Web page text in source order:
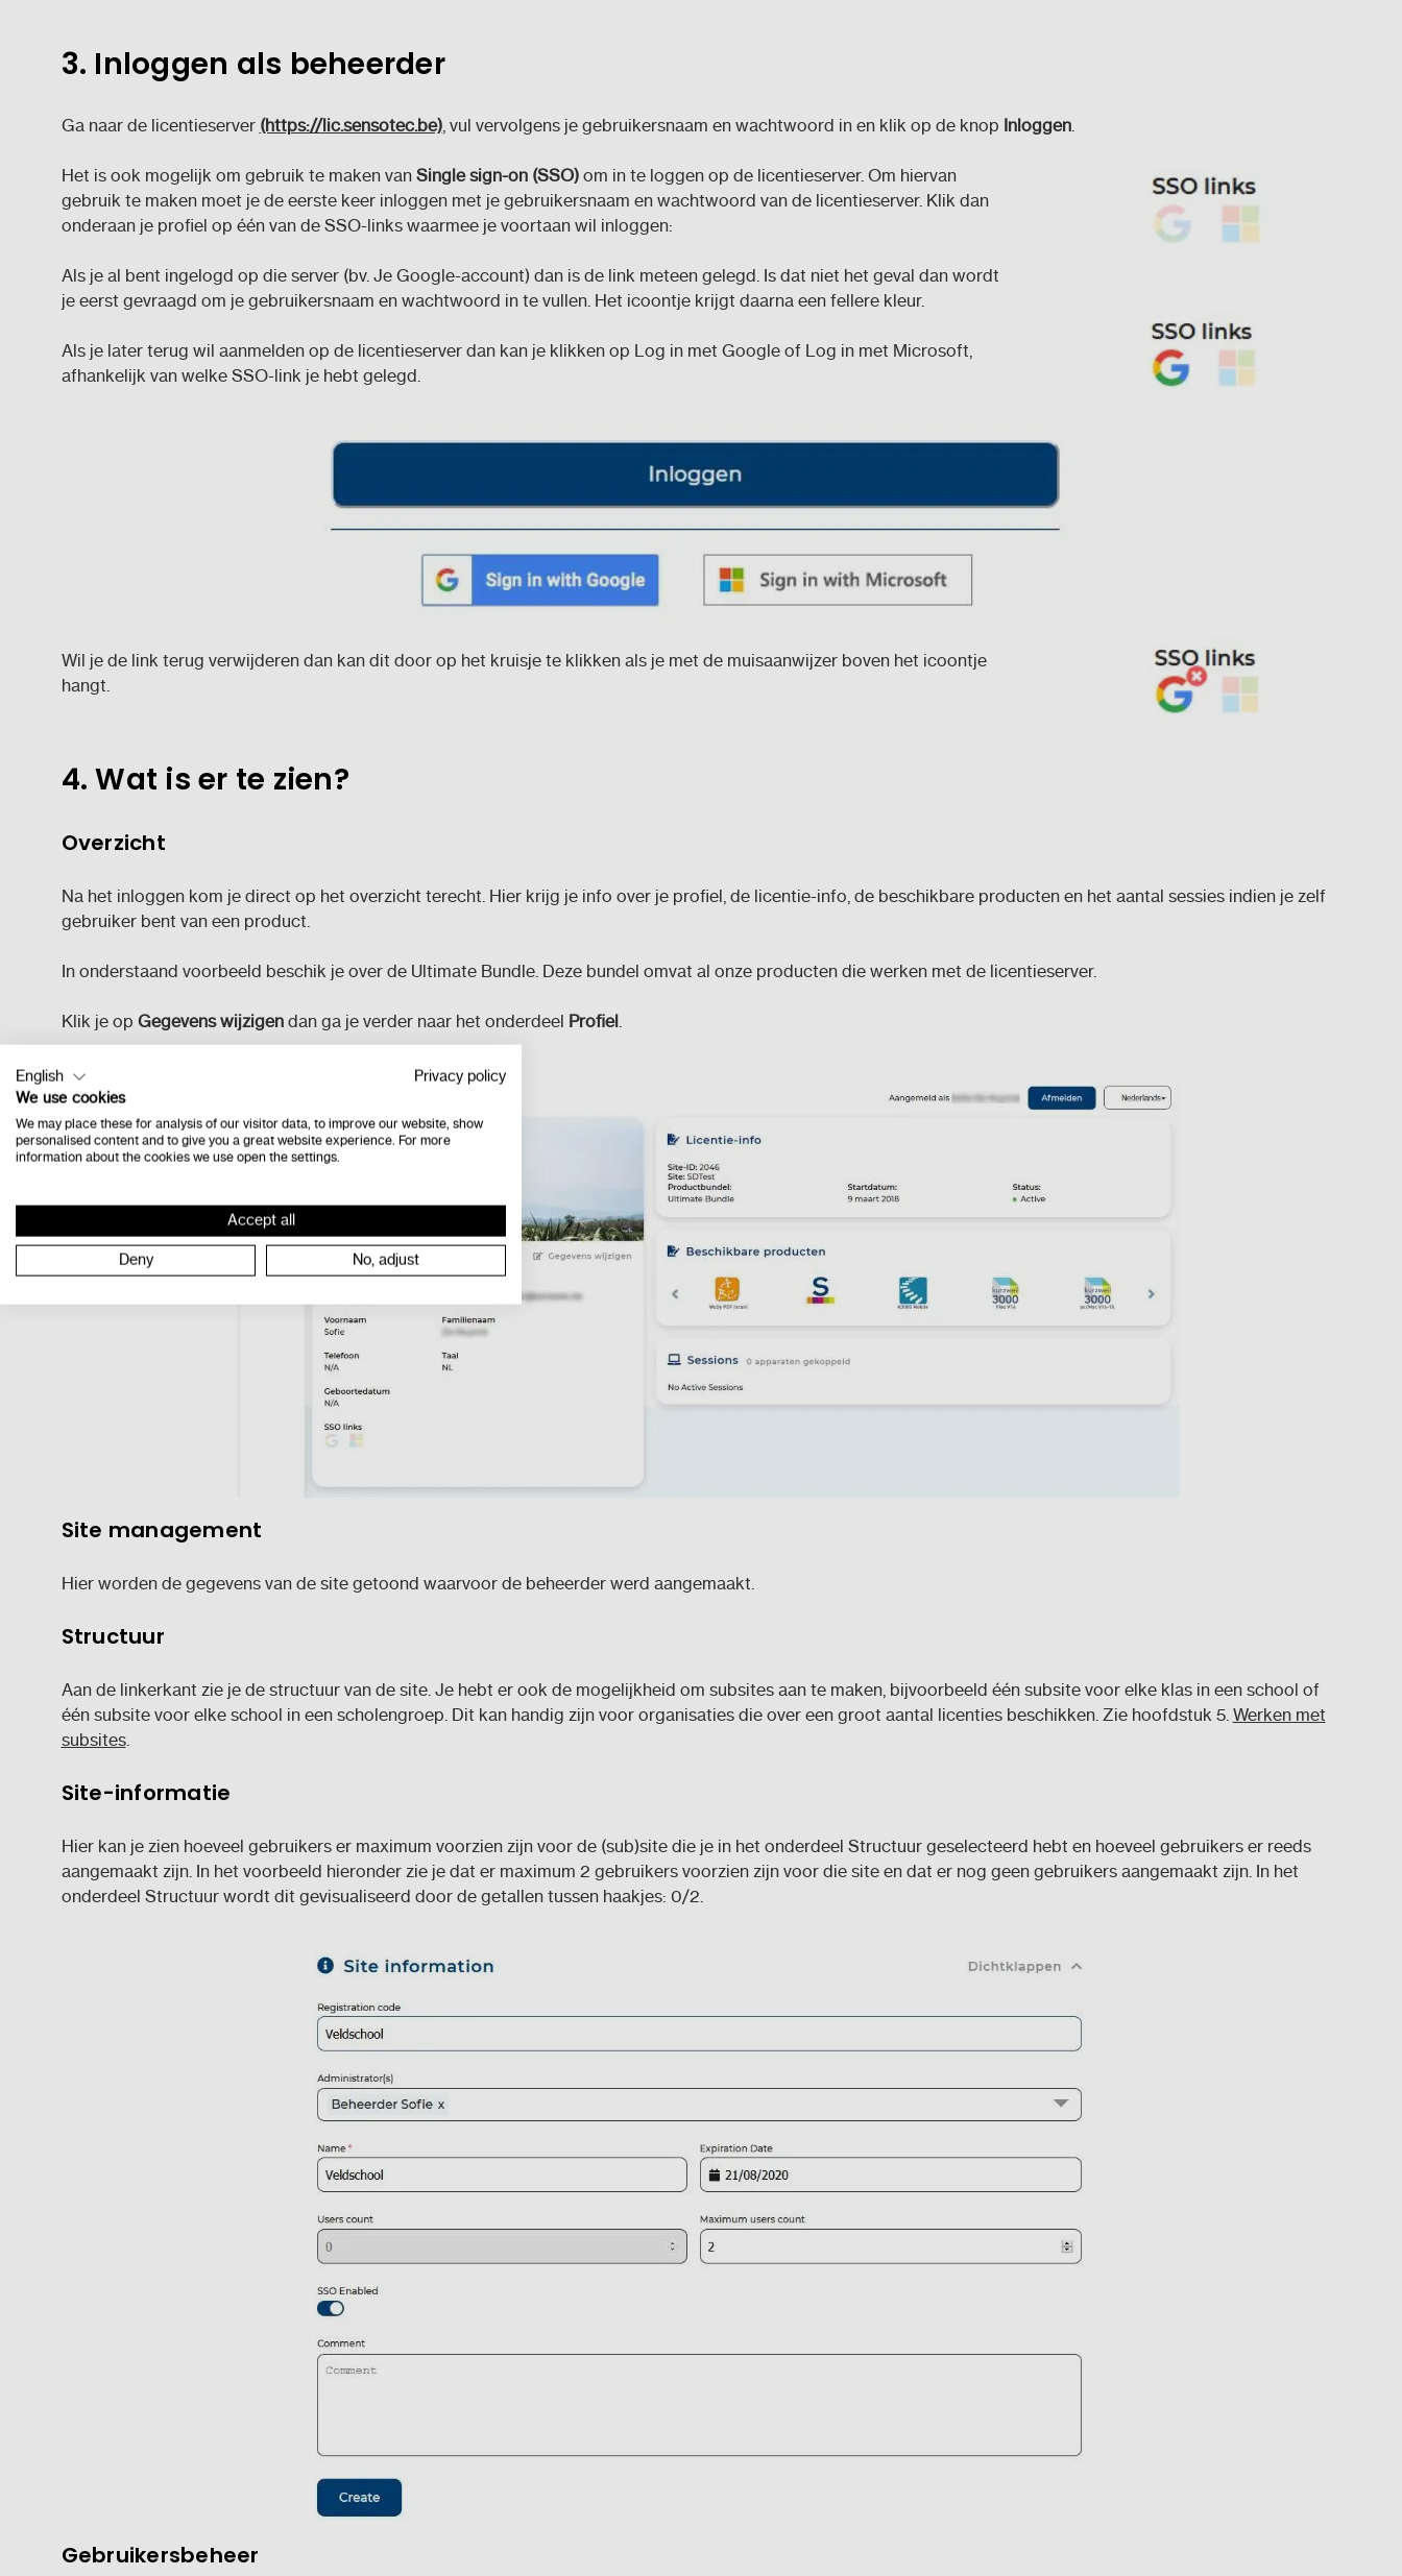
3. Inloggen als beheerder
Ga naar de licentieserver (https://lic.sensotec.be), vul vervolgens je gebruikersnaam en wachtwoord in en klik op de knop Inloggen.
Het is ook mogelijk om gebruik te maken van Single sign-on (SSO)om in te loggen op de licentieserver. Om hiervan
gebruik te maken moet je de eerste keer inloggen met je gebruikersnaam en wachtwoord van de licentieserver. Klik dan
onderaan je profiel op één van de SSO-links waarmee je voortaan wil inloggen:
Als je al bent ingelogd op die server (bv. Je Google-account) dan is de link meteen gelegd. Is dat niet het geval dan wordt
je eerst gevraagd om je gebruikersnaam en wachtwoord in te vullen. Het icoontje krijgt daarna een fellere kleur.
Als je later terug wil aanmelden op de licentieserver dan kan je klikken op Log in met Google of Log in met Microsoft,
afhankelijk van welke SSO-link je hebt gelegd.
Wil je de link terug verwijderen dan kan dit door op het kruisje te klikken als je met de muisaanwijzer boven het icoontje
hangt.
4. Wat is er te zien?
Overzicht
Na het inloggen kom je direct op het overzicht terecht. Hier krijg je info over je profiel, de licentie-info, de beschikbare producten en het aantal sessies indien je zelf
gebruiker bent van een product.
In onderstaand voorbeeld beschik je over de Ultimate Bundle. Deze bundel omvat al onze producten die werken met de licentieserver.
Klik je op Gegevens wijzigendan ga je verder naar het onderdeel Profiel.
Site management
Hier worden de gegevens van de site getoond waarvoor de beheerder werd aangemaakt.
Structuur
Aan de linkerkant zie je de structuur van de site. Je hebt er ook de mogelijkheid om subsites aan te maken, bijvoorbeeld één subsite voor elke klas in een school of
één subsite voor elke school in een scholengroep. Dit kan handig zijn voor organisaties die over een groot aantal licenties beschikken. Zie hoofdstuk 5. Werken met
subsites.
Site-informatie
Hier kan je zien hoeveel gebruikers er maximum voorzien zijn voor de (sub)site die je in het onderdeel Structuur geselecteerd hebt en hoeveel gebruikers er reeds
aangemaakt zijn. In het voorbeeld hieronder zie je dat er maximum 2 gebruikers voorzien zijn voor die site en dat er nog geen gebruikers aangemaakt zijn. In het
onderdeel Structuur wordt dit gevisualiseerd door de getallen tussen haakjes: 0/2.
Gebruikersbeheer
English
Privacy policy
We use cookies
We may place these for analysis of our visitor data, to improve our website, show
personalised content and to give you a great website experience. For more
information about the cookies we use open the settings.
Accept all
Deny No, adjust